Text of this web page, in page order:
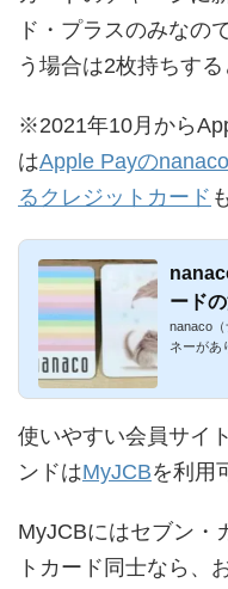
ド・プラスのみなの
う場合は2枚持ちする
※2021年10月から
はApple Payの
るクレジットカード
ード
ドを
nanaco
ネーがあ
使いやすい会員サイ
ンドはMyJCBを利用
MyJCBにはセブン・
トカード同士なら、